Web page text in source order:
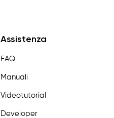
Assistenza
FAQ
Manuali
Videotutorial
Developer